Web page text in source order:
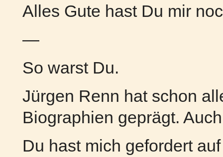
Alles Gute hast Du mir
—
So warst Du.
Jürgen Renn hat schon
Biographien geprägt.
Du hast mich gefordert